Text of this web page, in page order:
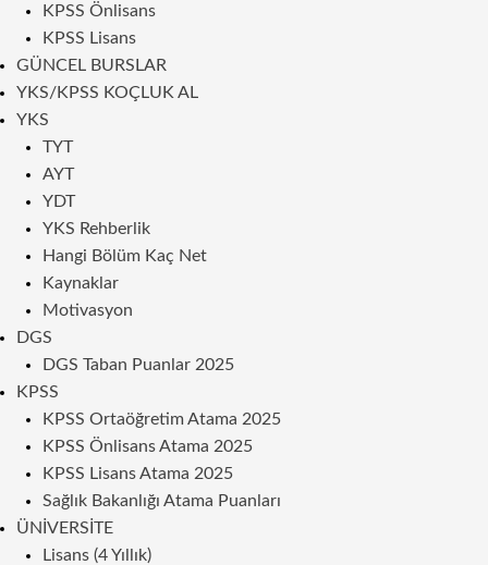
KPSS Önlisans
KPSS Lisans
GÜNCEL BURSLAR
YKS/KPSS KOÇLUK AL
YKS
TYT
AYT
YDT
YKS Rehberlik
Hangi Bölüm Kaç Net
Kaynaklar
Motivasyon
DGS
DGS Taban Puanlar 2025
KPSS
KPSS Ortaöğretim Atama 2025
KPSS Önlisans Atama 2025
KPSS Lisans Atama 2025
Sağlık Bakanlığı Atama Puanları
ÜNIVERSITE
Lisans (4 Yıllık)